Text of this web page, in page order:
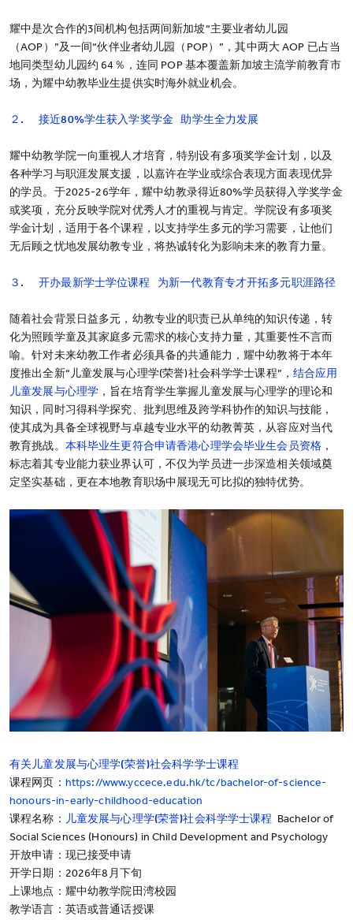
耀中是次合作的3间机构包括两间新加坡“主要业者幼儿园
（AOP）”及一间“伙伴业者幼儿园（POP）”，其中两大 AOP 已占当
地同类型幼儿园约 64％，连同 POP 基本覆盖新加坡主流学前教育市
场，为耀中幼教毕业生提供实时海外就业机会。
２. 接近80%学生获入学奖学金 助学生全力发展
耀中幼教学院一向重视人才培育，特别设有多项奖学金计划，以及
各种学习与职涯发展支援，以嘉许在学业或综合表现方面表现优异
的学员。于2025-26学年，耀中幼教录得近80%学员获得入学奖学金
或奖项，充分反映学院对优秀人才的重视与肯定。学院设有多项奖
学金计划，适用于各个课程，以支持学生多元的学习需要，让他们
无后顾之忧地发展幼教专业，将热诚转化为影响未来的教育力量。
３. 开办最新学士学位课程 为新一代教育专才开拓多元职涯路径
随着社会背景日益多元，幼教专业的职责已从单纯的知识传递，转
化为照顾学童及其家庭多元需求的核心支持力量，其重要性不言而
喻。针对未来幼教工作者必须具备的共通能力，耀中幼教将于本年
度推出全新“儿童发展与心理学(荣誉)社会科学学士课程”， 结合应用
儿童发展与心理学 ，旨在培育学生掌握儿童发展与心理学的理论和
知识，同时习得科学探究、批判思维及跨学科协作的知识与技能，
使其成为具备全球视野与卓越专业水平的幼教菁英，从容应对当代
教育挑战。 本科毕业生更符合申请香港心理学会毕业生会员资格，
标志着其专业能力获业界认可，不仅为学员进一步深造相关领域奠
定坚实基础，更在本地教育职场中展现无可比拟的独特优势。
有关儿童发展与心理学(荣誉)社会科学学士课程
课程网页： https://www.yccece.edu.hk/tc/bachelor-of-science-
honours-in-early-childhood-education
课程名称： 儿童发展与心理学(荣誉)社会科学学士课程 Bachelor of
Social Sciences (Honours) in Child Development and Psychology
开放申请：现已接受申请
开学日期：2026年8月下旬
上课地点：耀中幼教学院田湾校园
教学语言：英语或普通话授课